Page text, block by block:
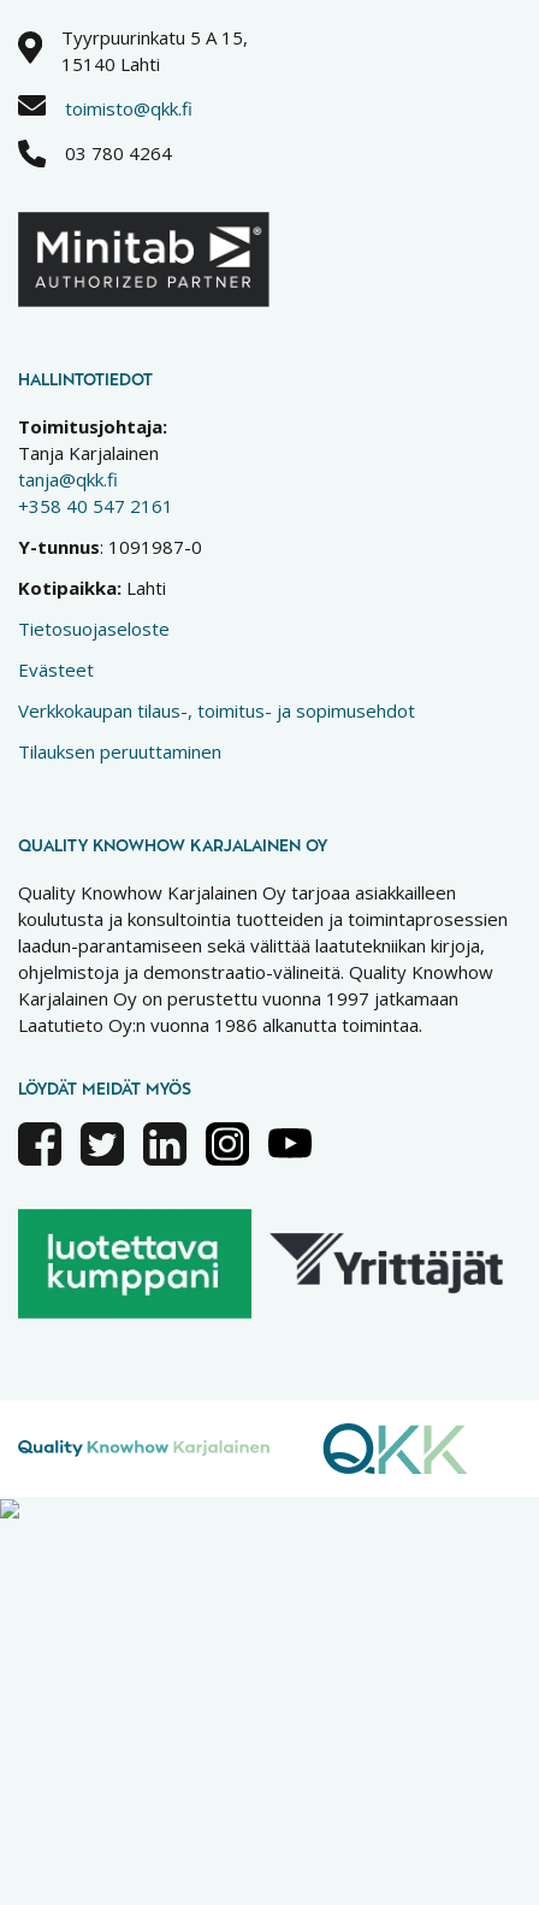
Tyyrpuurinkatu 5 A 15,
15140 Lahti
toimisto@qkk.fi
03 780 4264
HALLINTOTIEDOT
Toimitusjohtaja:
Tanja Karjalainen
tanja@qkk.fi
+358 40 547 2161
Y-tunnus: 1091987-0
Kotipaikka: Lahti
Tietosuojaseloste
Evästeet
Verkkokaupan tilaus-, toimitus- ja sopimusehdot
Tilauksen peruuttaminen
QUALITY KNOWHOW KARJALAINEN OY
Quality Knowhow Karjalainen Oy tarjoaa asiakkailleen
koulutusta ja konsultointia tuotteiden ja toimintaprosessien
laadun-parantamiseen sekä välittää laatutekniikan kirjoja,
ohjelmistoja ja demonstraatio-välineitä. Quality Knowhow
Karjalainen Oy on perustettu vuonna 1997 jatkamaan
Laatutieto Oy:n vuonna 1986 alkanutta toimintaa.
LÖYDÄT MEIDÄT MYÖS
FacebookTwitterLinkedinInstagramYoutube